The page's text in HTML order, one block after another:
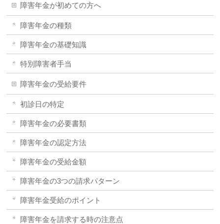
障害年金が初めての方へ
障害年金の種類
障害年金の基礎知識
特別障害者手当
障害年金の受給要件
初診日の特定
障害年金の必要書類
障害年金の認定方法
障害年金の受給金額
障害年金の3つの請求パターン
障害年金受給のポイント
障害年金を請求する時の注意点